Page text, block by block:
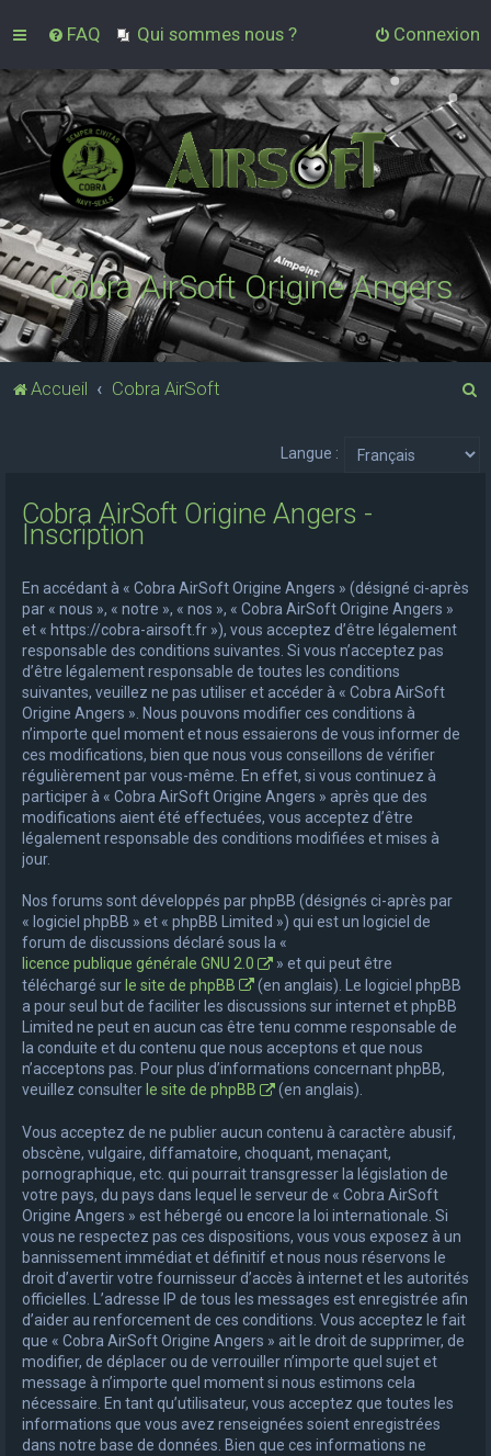
FAQ Qui sommes nous ? Connexion
Cobra AirSoft Origine Angers
Accueil Cobra AirSoft
Langue :
Cobra AirSoft Origine Angers -
Inscription
En accédant à « Cobra AirSoft Origine Angers » (désigné ci-après
par « nous », « notre », « nos », « Cobra AirSoft Origine Angers »
et « https://cobra-airsoft.fr »), vous acceptez d’être légalement
responsable des conditions suivantes. Si vous n’acceptez pas
d’être légalement responsable de toutes les conditions
suivantes, veuillez ne pas utiliser et accéder à « Cobra AirSoft
Origine Angers ». Nous pouvons modifier ces conditions à
n’importe quel moment et nous essaierons de vous informer de
ces modifications, bien que nous vous conseillons de vérifier
régulièrement par vous-même. En effet, si vous continuez à
participer à « Cobra AirSoft Origine Angers » après que des
modifications aient été effectuées, vous acceptez d’être
légalement responsable des conditions modifiées et mises à
jour.
Nos forums sont développés par phpBB (désignés ci-après par
« logiciel phpBB » et « phpBB Limited ») qui est un logiciel de
forum de discussions déclaré sous la «
licence publique générale GNU 2.0
» et qui peut être
téléchargé surle site de phpBB
(en anglais). Le logiciel phpBB
a pour seul but de faciliter les discussions sur internet et phpBB
Limited ne peut en aucun cas être tenu comme responsable de
la conduite et du contenu que nous acceptons et que nous
n’acceptons pas. Pour plus d’informations concernant phpBB,
veuillez consulter le site de phpBB (en anglais).
Vous acceptez de ne publier aucun contenu à caractère abusif,
obscène, vulgaire, diffamatoire, choquant, menaçant,
pornographique, etc. qui pourrait transgresser la législation de
votre pays, du pays dans lequel le serveur de « Cobra AirSoft
Origine Angers » est hébergé ou encore la loi internationale. Si
vous ne respectez pas ces dispositions, vous vous exposez à un
bannissement immédiat et définitif et nous nous réservons le
droit d’avertir votre fournisseur d’accès à internet et les autorités
officielles. L’adresse IP de tous les messages est enregistrée afin
d’aider au renforcement de ces conditions. Vous acceptez le fait
que « Cobra AirSoft Origine Angers » ait le droit de supprimer, de
modifier, de déplacer ou de verrouiller n’importe quel sujet et
message à n’importe quel moment si nous estimons cela
nécessaire. En tant qu’utilisateur, vous acceptez que toutes les
informations que vous avez renseignées soient enregistrées
dans notre base de données. Bien que ces informations ne